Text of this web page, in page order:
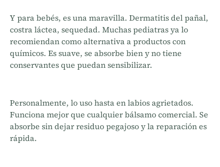
Y para bebés, es una maravilla. Dermatitis del pañal,
costra láctea, sequedad. Muchas pediatras ya lo
recomiendan como alternativa a productos con
químicos. Es suave, se absorbe bien y no tiene
conservantes que puedan sensibilizar.
Personalmente, lo uso hasta en labios agrietados.
Funciona mejor que cualquier bálsamo comercial. Se
absorbe sin dejar residuo pegajoso y la reparación es
rápida.